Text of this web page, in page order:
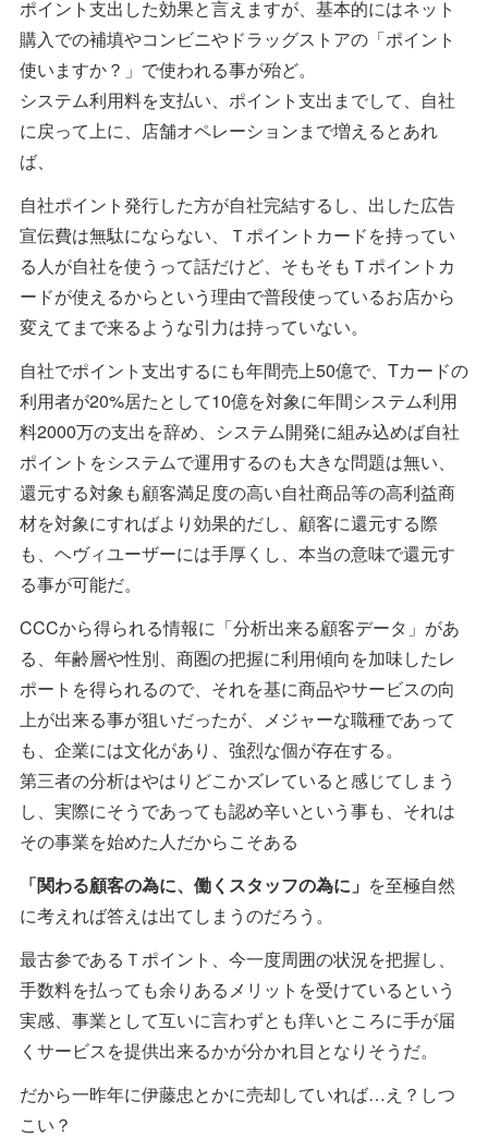
ポイント支出した効果と言えますが、基本的にはネット
購入での補填やコンビニやドラッグストアの「ポイント
使いますか？」で使われる事が殆ど。
システム利用料を支払い、ポイント支出までして、自社
に戻って上に、店舗オペレーションまで増えるとあれ
ば、
自社ポイント発行した方が自社完結するし、出した広告
宣伝費は無駄にならない、Ｔポイントカードを持ってい
る人が自社を使うって話だけど、そもそもＴポイントカ
ードが使えるからという理由で普段使っているお店から
変えてまで来るような引力は持っていない。
自社でポイント支出するにも年間売上50億で、Tカードの
利用者が20%居たとして10億を対象に年間システム利用
料2000万の支出を辞め、システム開発に組み込めば自社
ポイントをシステムで運用するのも大きな問題は無い、
還元する対象も顧客満足度の高い自社商品等の高利益商
材を対象にすればより効果的だし、顧客に還元する際
も、ヘヴィユーザーには手厚くし、本当の意味で還元す
る事が可能だ。
CCCから得られる情報に「分析出来る顧客データ」があ
る、年齢層や性別、商圏の把握に利用傾向を加味したレ
ポートを得られるので、それを基に商品やサービスの向
上が出来る事が狙いだったが、メジャーな職種であって
も、企業には文化があり、強烈な個が存在する。
第三者の分析はやはりどこかズレていると感じてしまう
し、実際にそうであっても認め辛いという事も、それは
その事業を始めた人だからこそある
「関わる顧客の為に、働くスタッフの為に」 を至極自然
に考えれば答えは出てしまうのだろう。
最古参であるＴポイント、今一度周囲の状況を把握し、
手数料を払っても余りあるメリットを受けているという
実感、事業として互いに言わずとも痒いところに手が届
くサービスを提供出来るかが分かれ目となりそうだ。
だから一昨年に伊藤忠とかに売却していれば…え？しつ
こい？